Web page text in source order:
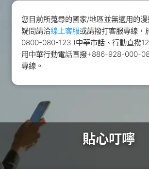
申請查詢
我的帳號
您目前所蒐尋的國家/地區並無適用的
疑問請洽線上客服或請撥打客服專線，
0800-080-123 (中華市話、行動直撥
用中華行動電話直撥+886-928-000-
專線。
貼心叮嚀